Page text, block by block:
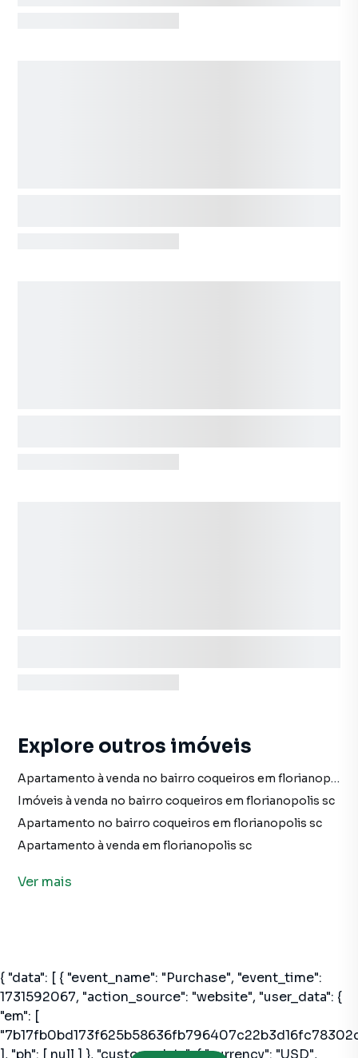
Explore outros imóveis
Apartamento à venda no bairro coqueiros em florianopolis sc com 1 vaga
Imóveis à venda no bairro coqueiros em florianopolis sc
Apartamento no bairro coqueiros em florianopolis sc
Apartamento à venda em florianopolis sc
Apartamento em florianopolis sc
Ver mais
Apartamentos à Venda em Ribeirão da Ilha,
{ "data": [ { "event_name": "Purchase", "event_time":
1731592067, "action_source": "website", "user_data": {
"em": [
], "ph": [ null ] }, "custom_data": { "currency": "USD",